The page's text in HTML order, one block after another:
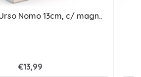
Nomo 13cm, c/ magn..
€13,99